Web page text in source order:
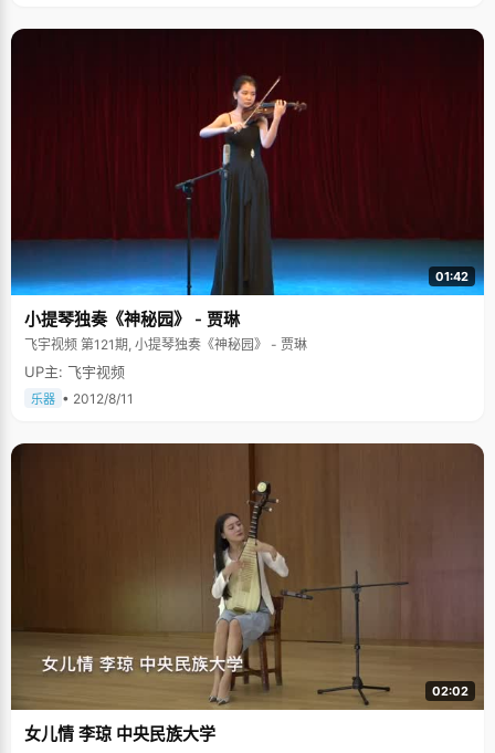
01:42
小提琴独奏《神秘园》 - 贾琳
飞宇视频 第121期, 小提琴独奏《神秘园》 - 贾琳
UP主: 飞宇视频
乐器 • 2012/8/11
02:02
女儿情 李琼 中央民族大学